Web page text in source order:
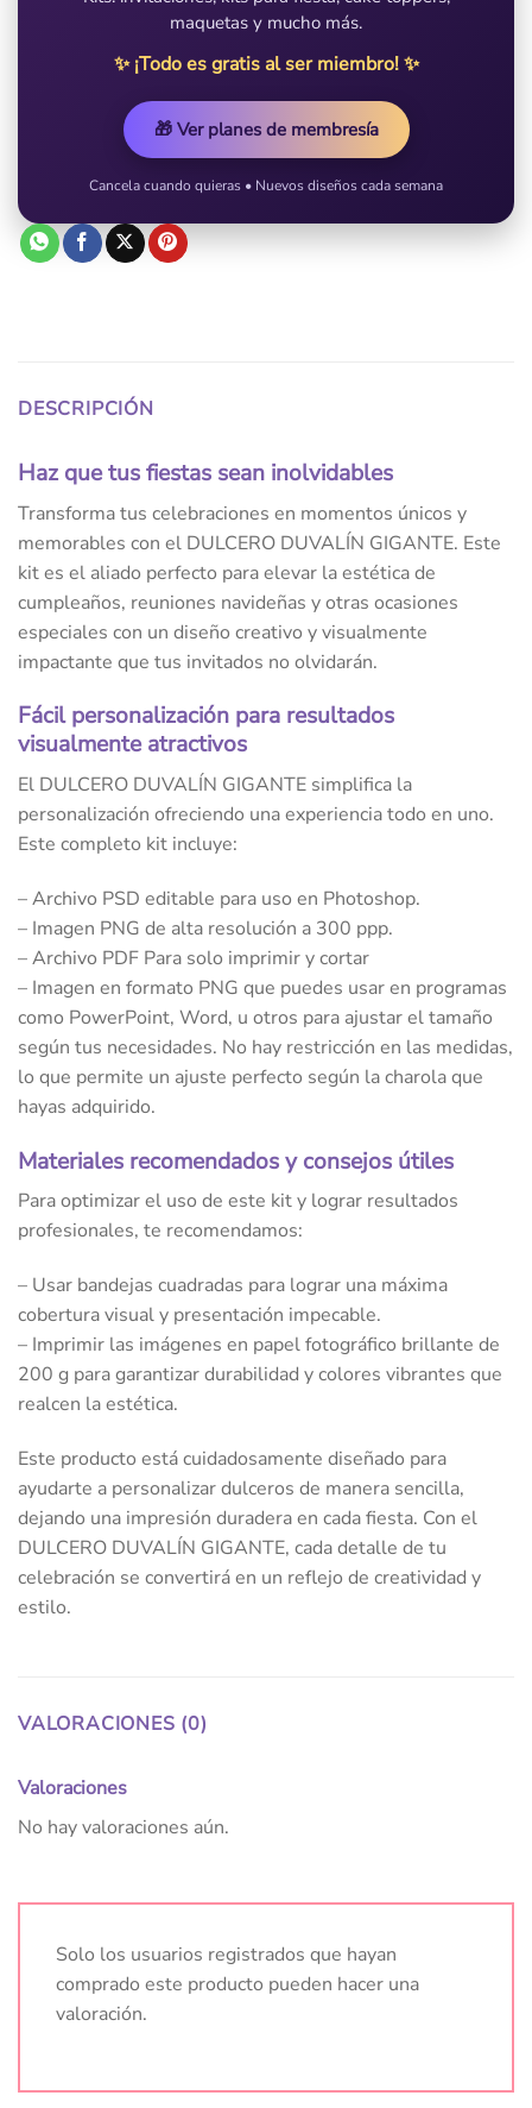
maquetas y mucho más.
✨ ¡Todo es gratis al ser miembro! ✨
🎁 Ver planes de membresía
Cancela cuando quieras • Nuevos diseños cada semana
DESCRIPCIÓN
Haz que tus fiestas sean inolvidables
Transforma tus celebraciones en momentos únicos y
memorables con el DULCERO DUVALÍN GIGANTE. Este
kit es el aliado perfecto para elevar la estética de
cumpleaños, reuniones navideñas y otras ocasiones
especiales con un diseño creativo y visualmente
impactante que tus invitados no olvidarán.
Fácil personalización para resultados
visualmente atractivos
El DULCERO DUVALÍN GIGANTE simplifica la
personalización ofreciendo una experiencia todo en uno.
Este completo kit incluye:
– Archivo PSD editable para uso en Photoshop.
– Imagen PNG de alta resolución a 300 ppp.
– Archivo PDF Para solo imprimir y cortar
– Imagen en formato PNG que puedes usar en programas
como PowerPoint, Word, u otros para ajustar el tamaño
según tus necesidades. No hay restricción en las medidas,
lo que permite un ajuste perfecto según la charola que
hayas adquirido.
Materiales recomendados y consejos útiles
Para optimizar el uso de este kit y lograr resultados
profesionales, te recomendamos:
– Usar bandejas cuadradas para lograr una máxima
cobertura visual y presentación impecable.
– Imprimir las imágenes en papel fotográfico brillante de
200 g para garantizar durabilidad y colores vibrantes que
realcen la estética.
Este producto está cuidadosamente diseñado para
ayudarte a personalizar dulceros de manera sencilla,
dejando una impresión duradera en cada fiesta. Con el
DULCERO DUVALÍN GIGANTE, cada detalle de tu
celebración se convertirá en un reflejo de creatividad y
estilo.
VALORACIONES (0)
Valoraciones
No hay valoraciones aún.
Solo los usuarios registrados que hayan
comprado este producto pueden hacer una
valoración.